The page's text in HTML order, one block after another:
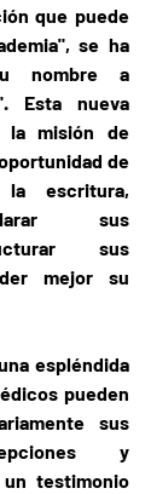
que puede
se ha
nombre a
Esta nueva
la misión de
de
escritura,
sus
sus
mejor su
espléndida
pueden
sus
y
testimonio